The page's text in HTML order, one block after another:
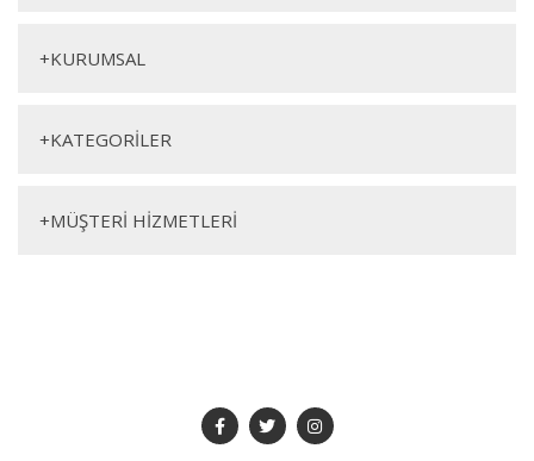
80cm
73cm
85cm
+KURUMSAL
+KATEGORİLER
+MÜŞTERİ HİZMETLERİ